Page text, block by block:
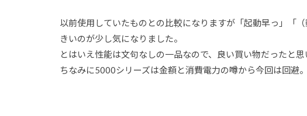
以前使用していたものとの比較になりますが「起動早っ」「
きいのが少し気になりました。
とはいえ性能は文句なしの一品なので、良い買い物だったと
ちなみに5000シリーズは金額と消費電力の噂から今回は回避